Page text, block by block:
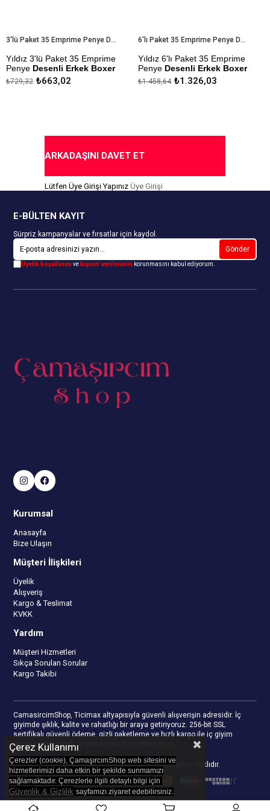
3'lü Paket 35 Emprime Penye Desenli Erkek Boxer
3'lü Paket 35 Emprime
Desenli Erkek Boxer
Kumaştan Üretilmiştir.
Ödeme Seçeneği
₺663,02
6'lı Paket 35 Emprime Penye Desenli Erkek Boxer
Yıldız 6'lı Paket 35 Emprime
PenyeDesenli Erkek Boxer
Modal Kumaştan Üretilmiştir.
Kapıda Ödeme Seçeneği
₺1.326,03
₺1.458,64
ARKADAŞINI DAVET ET
Lütfen Üye Girişi Yapınız Üye Girişi
E-BÜLTEN KAYIT
Sürpriz kampanyalar ve fırsatlar için kaydol.
Gönder
Üyelik koşullarınıve kişisel verilerimin korunmasını kabul ediyorum.
Kurumsal
Anasayfa
Bize Ulaşın
Müşteri İlişkileri
Üyelik
Alışveriş
Kargo & Teslimat
KVKK
Yardım
Müşteri Hizmetleri
Sıkça Sorulan Sorular
Kargo Takibi
CamasircimShop, Ticimax altyapısıyla güvenli alışverişin adresidir. İç
giyimde şıklık, kalite ve rahatlığı bir araya getiriyoruz. 256-bit SSL
sertifikalı güvenli ödeme, gizli paketleme ve hızlı kargo ile iç giyim
alışverişinizi keyifli bir deneyime dönüştürüyoruz.
© 2023camasircimshop.com- Tüm Hakları Saklıdır.
Çerez Kullanımı
Çerezler (cookie), ÇamaşırcımShop web sitesini ve
hizmetlerimizi daha etkin bir şekilde sunmamızı
sağlamaktadır. Çerezlerle ilgili detaylı bilgi için
Güvenlik & Gizlilik sayfamızı ziyaret edebilirsiniz.